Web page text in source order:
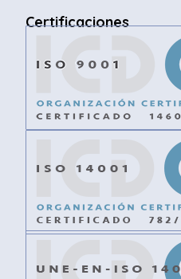
Certificaciones